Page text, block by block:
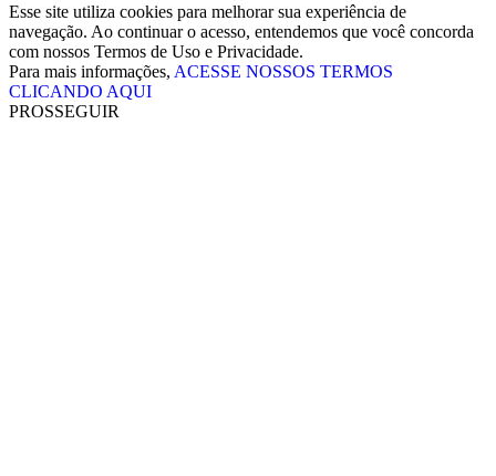
Esse site utiliza cookies para melhorar sua experiência de
navegação. Ao continuar o acesso, entendemos que você concorda
com nossos Termos de Uso e Privacidade.
Para mais informações, ACESSE NOSSOS TERMOS
CLICANDO AQUI
PROSSEGUIR